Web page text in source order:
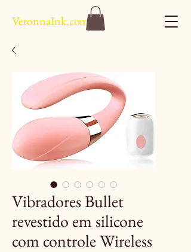
VeronnaInk.com
Vibradores Bullet
revestido em silicone
com controle Wireless